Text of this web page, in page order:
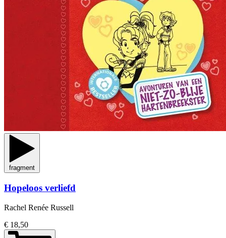
fragment
Hopeloos verliefd
Rachel Renée Russell
€ 18,50